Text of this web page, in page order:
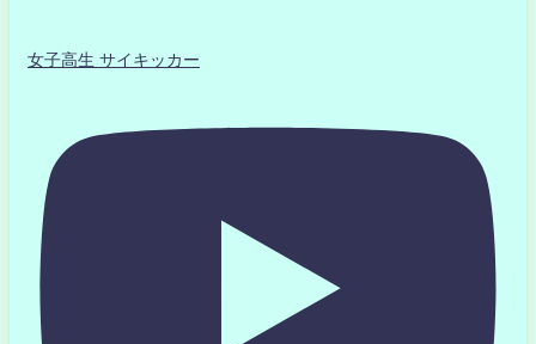
女子高生 サイキッカー